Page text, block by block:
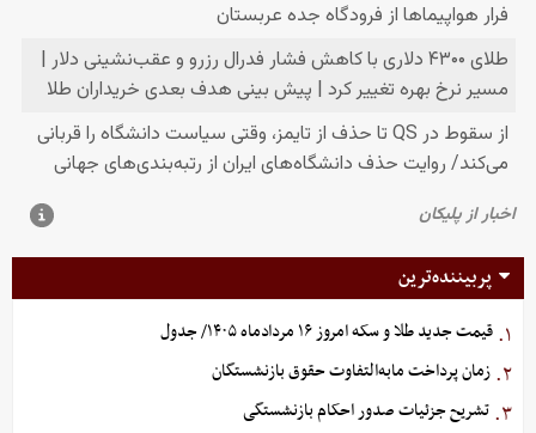
پربیننده‌ترین
۱. قیمت جدید طلا و سکه امروز ۱۶ مردادماه ۱۴۰۵/ جدول
۲. زمان پرداخت مابه‌التفاوت حقوق بازنشستگان
۳. تشریح جزئیات صدور احکام بازنشستگی